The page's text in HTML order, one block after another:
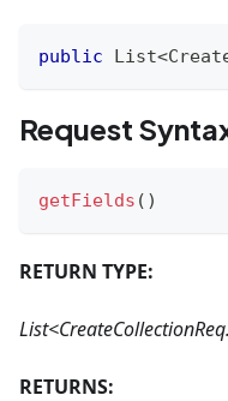
public List<
Request
getFields ( )
RETURN TYPE:
RETURNS: